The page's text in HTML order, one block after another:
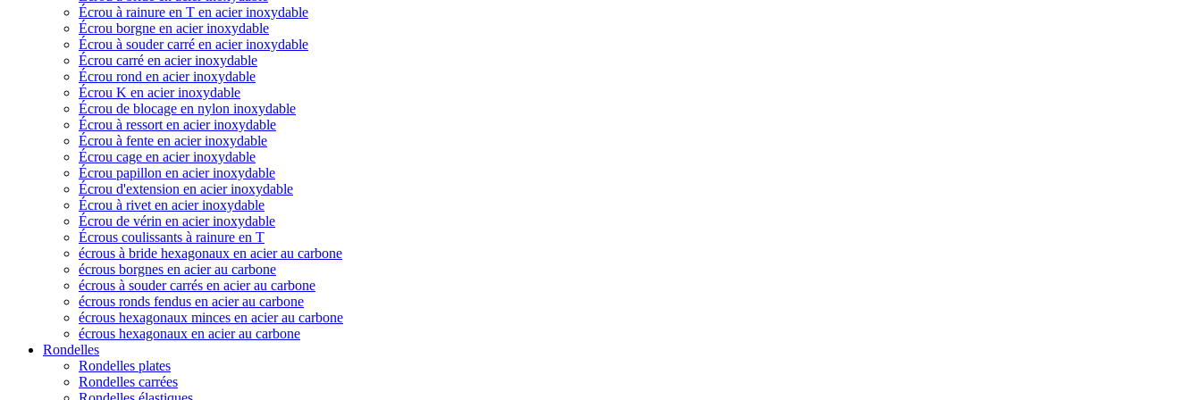
Écrou à rainure en T en acier inoxydable
Écrou borgne en acier inoxydable
Écrou à souder carré en acier inoxydable
Écrou carré en acier inoxydable
Écrou rond en acier inoxydable
Écrou K en acier inoxydable
Écrou de blocage en nylon inoxydable
Écrou à ressort en acier inoxydable
Écrou à fente en acier inoxydable
Écrou cage en acier inoxydable
Écrou papillon en acier inoxydable
Écrou d'extension en acier inoxydable
Écrou à rivet en acier inoxydable
Écrou de vérin en acier inoxydable
Écrous coulissants à rainure en T
écrous à bride hexagonaux en acier au carbone
écrous borgnes en acier au carbone
écrous à souder carrés en acier au carbone
écrous ronds fendus en acier au carbone
écrous hexagonaux minces en acier au carbone
écrous hexagonaux en acier au carbone
Rondelles
Rondelles plates
Rondelles carrées